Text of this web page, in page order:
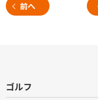
前へ
ゴルフ